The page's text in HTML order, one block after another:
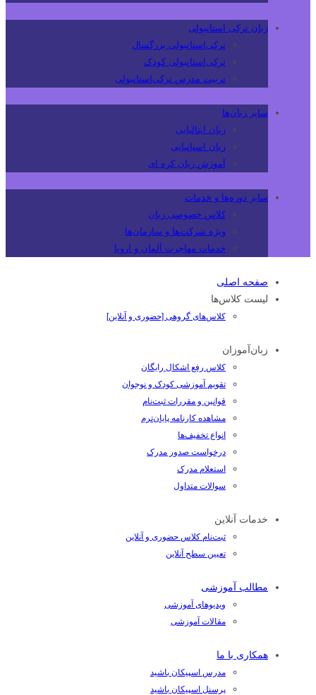
زبان ترکی استانبولی
ترکی‌استانبولی بزرگسال
ترکی‌استانبولی کودک
تربیت مدرس ترکی‌استانبولی
سایر زبان‌ها
زبان ایتالیایی
زبان اسپانیایی
آموزش زبان کره ای
سایر دوره‌ها و خدمات
کلاس خصوصی زبان
ویژه شرکت‌ها و سازمان‌ها
خدمات مهاجرت آلمان و اروپا
صفحه اصلی
لیست کلاس‌ها
کلاس‌های گروهی [حضوری و آنلاین]
زبان‌آموزان
کلاس رفع اشکال رایگان
تقویم آموزشی کودک و نوجوان
قوانین و مقررات ثبت‌نام
مشاهده کارنامه پایان‌ترم
انواع تخفیف‌ها
درخواست صدور مدرک
استعلام مدرک
سوالات متداول
خدمات آنلاین
ثبت‌نام کلاس حضوری و آنلاین
تعیین سطح آنلاین
مطالب آموزشی
ویدیوهای آموزشی
مقالات آموزشی
همکاری با ما
مدرس اسپیکان باشید
پرسنل اسپیکان باشید